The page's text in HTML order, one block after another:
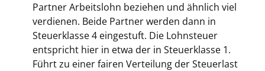
Partner Arbeitslohn beziehen und ähnlich viel
verdienen. Beide Partner werden dann in
Steuerklasse 4 eingestuft. Die Lohnsteuer
entspricht hier in etwa der in Steuerklasse 1.
Führt zu einer fairen Verteilung der Steuerlast